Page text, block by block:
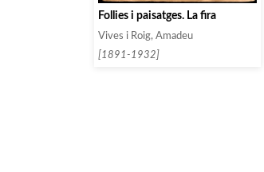
Follies i paisatges. La fira
Vives i Roig, Amadeu
[1891-1932]